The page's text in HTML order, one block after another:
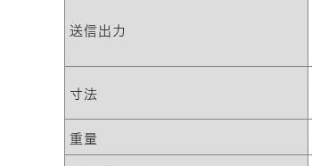
送信出力
寸法
重量